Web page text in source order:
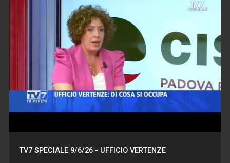
TV7 SPECIALE 9/6/26 - UFFICIO VERTENZE